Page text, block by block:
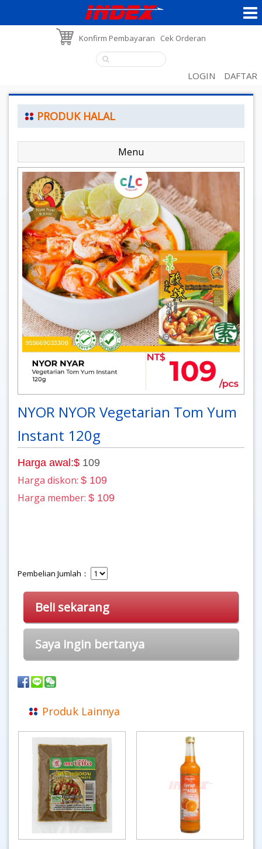
Konfirm Pembayaran Cek Orderan
LOGIN DAFTAR
PRODUK HALAL
Menu
NYOR NYOR Vegetarian Tom Yum
Instant 120g
Harga awal:$ 109
Harga diskon: $ 109
Harga member: $ 109
Pembelian Jumlah：
Beli sekarang
Saya ingin bertanya
Produk Lainnya